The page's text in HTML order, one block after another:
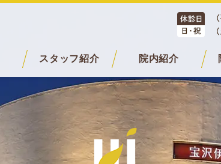
スタッフ紹介 院内紹介